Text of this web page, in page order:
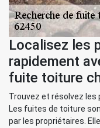
Localisez les
rapidement
fuite toiture
Trouvez et résolvez les
Les fuites de toiture
par les propriétaires.